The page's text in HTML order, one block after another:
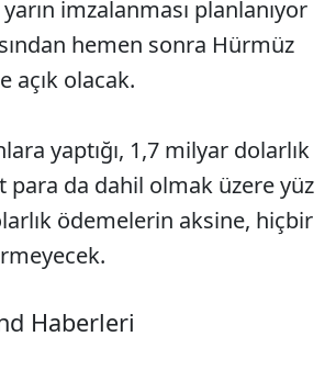
imzalanması planlanıyor
hemen sonra Hürmüz
açık olacak.
yaptığı, 1,7 milyar dolarlık
para da dahil olmak üzere yüz
ödemelerin aksine, hiçbir
Haberleri